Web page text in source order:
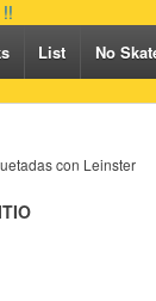
List No
con Leinster